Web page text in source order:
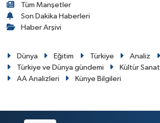
Tüm Manşetler
Son Dakika Haberleri
Haber Arşivi
Dünya Eğitim Türkiye Analiz
Türkiye ve Dünya gündemi
Kültür Sanat
AA Analizleri
Künye Bilgileri